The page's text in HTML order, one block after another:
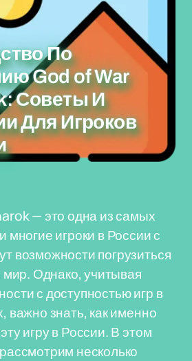
По
God of War
Советы И
Для Игроков
— это одна из самых
игроки в России с
возможности погрузиться
мир. Однако, учитывая
с доступностью игр в
важно знать, как именно
игру в России. В этом
несколько